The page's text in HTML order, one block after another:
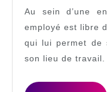
Au sein d’une
employé est libre
qui lui permet de
son lieu de travail.